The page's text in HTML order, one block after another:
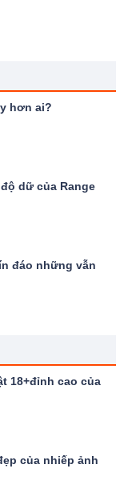
hơn ai?
dữ của Range
đáo những vẫn
18+đỉnh cao của
của nhiếp ảnh